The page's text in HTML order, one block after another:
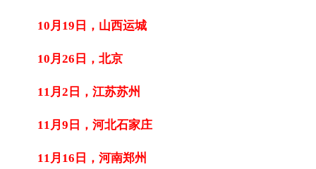
10月19日，山西运城
10月26日，北京
11月2日，江苏苏州
11月9日，河北石家庄
11月16日，河南郑州